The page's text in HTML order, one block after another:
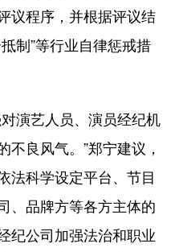
议程序，并根据评议结
制”等行业自律惩戒措
演艺人员、演员经纪机
良风气。”郑宁建议，
法科学设定平台、节目
、品牌方等各方主体的
纪公司加强法治和职业